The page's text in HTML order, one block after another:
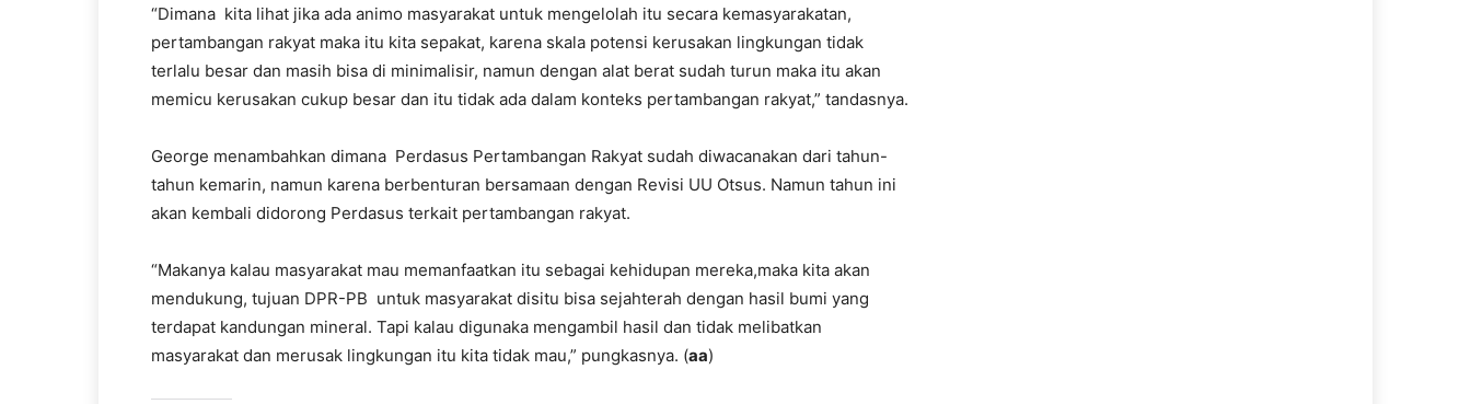
“Dimana kita lihat jika ada animo masyarakat untuk mengelolah itu secara kemasyarakatan,
pertambangan rakyat maka itu kita sepakat, karena skala potensi kerusakan lingkungan tidak
terlalu besar dan masih bisa di minimalisir, namun dengan alat berat sudah turun maka itu akan
memicu kerusakan cukup besar dan itu tidak ada dalam konteks pertambangan rakyat,” tandasnya.
George menambahkan dimana Perdasus Pertambangan Rakyat sudah diwacanakan dari tahun-
tahun kemarin, namun karena berbenturan bersamaan dengan Revisi UU Otsus. Namun tahun ini
akan kembali didorong Perdasus terkait pertambangan rakyat.
“Makanya kalau masyarakat mau memanfaatkan itu sebagai kehidupan mereka,maka kita akan
mendukung, tujuan DPR-PB untuk masyarakat disitu bisa sejahterah dengan hasil bumi yang
terdapat kandungan mineral. Tapi kalau digunaka mengambil hasil dan tidak melibatkan
masyarakat dan merusak lingkungan itu kita tidak mau,” pungkasnya. (aa)